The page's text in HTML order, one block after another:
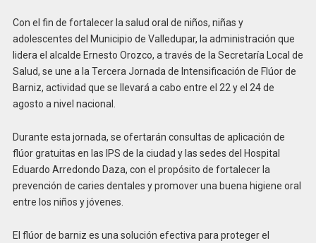
Con el fin de fortalecer la salud oral de niños, niñas y
adolescentes del Municipio de Valledupar, la administración que
lidera el alcalde Ernesto Orozco, a través de la Secretaría Local de
Salud, se une a la Tercera Jornada de Intensificación de Flúor de
Barniz, actividad que se llevará a cabo entre el 22 y el 24 de
agosto a nivel nacional.
Durante esta jornada, se ofertarán consultas de aplicación de
flúor gratuitas en las IPS de la ciudad y las sedes del Hospital
Eduardo Arredondo Daza, con el propósito de fortalecer la
prevención de caries dentales y promover una buena higiene oral
entre los niños y jóvenes.
El flúor de barniz es una solución efectiva para proteger el